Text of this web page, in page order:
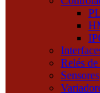
Relés
Sensores
11
0
$